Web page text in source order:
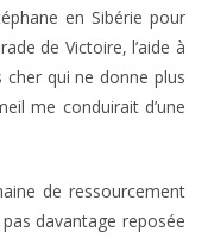
en Sibérie pour
de Victoire, l’aide à
qui ne donne plus
me conduirait d’une
de ressourcement
davantage reposée